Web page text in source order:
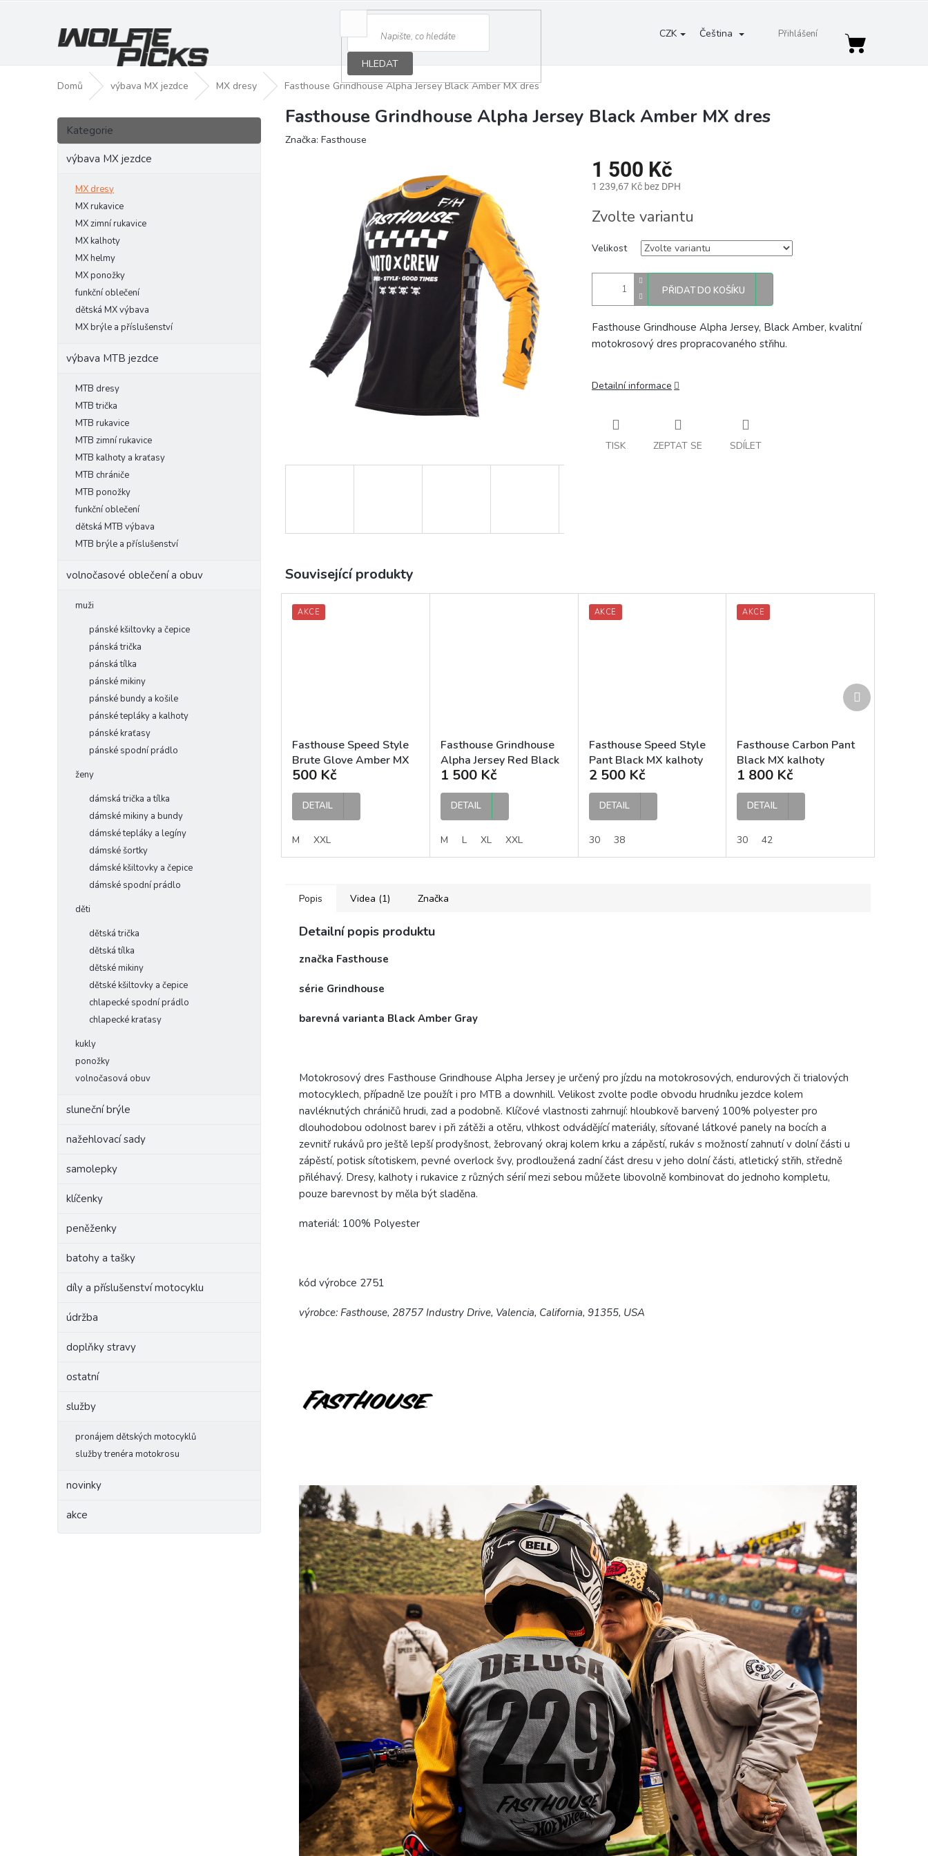
CZK Čeština Přihlášení
HLEDAT
Nákupní
Domů výbava MX jezdce MX dresy Fasthouse Grindhouse Alpha Jersey Black Amber MX dres
P
s
Přeskočit
kategorie
Kategorie
výbava MX jezdce
MX dresy
MX rukavice
MX zimní rukavice
MX kalhoty
MX helmy
MX ponožky
funkční oblečení
dětská MX výbava
MX brýle a příslušenství
výbava MTB jezdce
MTB dresy
MTB trička
MTB rukavice
MTB zimní rukavice
MTB kalhoty a kraťasy
MTB chrániče
MTB ponožky
funkční oblečení
dětská MTB výbava
MTB brýle a příslušenství
volnočasové oblečení a obuv
muži
pánské kšiltovky a čepice
pánská trička
pánská tílka
pánské mikiny
pánské bundy a košile
pánské tepláky a kalhoty
pánské kraťasy
pánské spodní prádlo
ženy
dámská trička a tílka
dámské mikiny a bundy
dámské tepláky a legíny
dámské šortky
dámské kšiltovky a čepice
dámské spodní prádlo
děti
dětská trička
dětská tílka
dětské mikiny
dětské kšiltovky a čepice
chlapecké spodní prádlo
chlapecké kraťasy
kukly
ponožky
volnočasová obuv
sluneční brýle
nažehlovací sady
samolepky
klíčenky
peněženky
batohy a tašky
díly a příslušenství motocyklu
údržba
doplňky stravy
ostatní
služby
pronájem dětských motocyklů
služby trenéra motokrosu
novinky
akce
Fasthouse Grindhouse Alpha Jersey Black Amber MX dres
Značka: Fasthouse
1 500 Kč
1 239,67 Kč bez DPH
cena:
Zvolte variantu
Velikost
PŘIDAT DO KOŠÍKU
Fasthouse Grindhouse Alpha Jersey, Black Amber, kvalitní
motokrosový dres propracovaného střihu.
Detailní informace
TISK ZEPTAT SE SDÍLET
Související produkty
AKCE
Fasthouse Speed Style
Brute Glove Amber MX
rukavice
500 Kč
DETAIL
M XXL
Fasthouse Grindhouse
Alpha Jersey Red Black
MX dres
1 500 Kč
DETAIL
M L XL XXL
AKCE
Fasthouse Speed Style
Pant Black MX kalhoty
2 500 Kč
DETAIL
30 38
AKCE
Fasthouse Carbon Pant
Black MX kalhoty
1 800 Kč
DETAIL
30 42
Další
produkt
Popis Videa (1) Značka
Detailní popis produktu
značka Fasthouse
série Grindhouse
barevná varianta Black Amber Gray
Motokrosový dres Fasthouse Grindhouse Alpha Jersey je určený pro jízdu na motokrosových, endurových či trialových
motocyklech, případně lze použít i pro MTB a downhill. Velikost zvolte podle obvodu hrudníku jezdce kolem
navléknutých chráničů hrudi, zad a podobně. Klíčové vlastnosti zahrnují: hloubkově barvený 100% polyester pro
dlouhodobou odolnost barev i při zátěži a otěru, vlhkost odvádějící materiály, síťované látkové panely na bocích a
zevnitř rukávů pro ještě lepší prodyšnost, žebrovaný okraj kolem krku a zápěstí, rukáv s možností zahnutí v dolní části u
zápěstí, potisk sítotiskem, pevné overlock švy, prodloužená zadní část dresu v jeho dolní části, atletický střih, středně
přiléhavý. Dresy, kalhoty i rukavice z různých sérií mezi sebou můžete libovolně kombinovat do jednoho kompletu,
pouze barevnost by měla být sladěna.
materiál: 100% Polyester
kód výrobce 2751
výrobce: Fasthouse, 28757 Industry Drive, Valencia, California, 91355, USA